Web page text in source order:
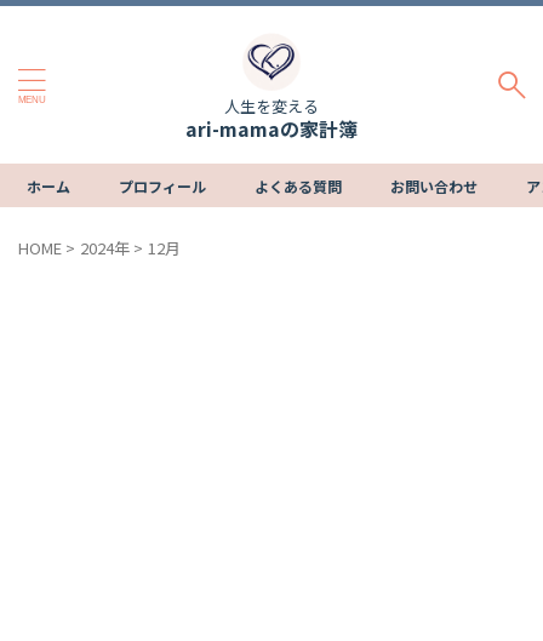
人生を変える
ari-mamaの家計簿
ホーム プロフィール よくある質問 お問い合わせ
HOME > 2024年 > 12月